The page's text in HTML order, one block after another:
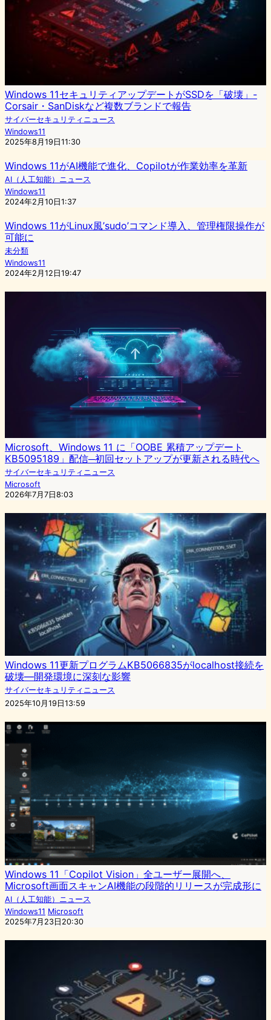
Windows 11セキュリティアップデートがSSDを「破壊」-
Corsair・SanDiskなど複数ブランドで報告
サイバーセキュリティニュース
Windows11
2025年8月19日11:30
Windows 11がAI機能で進化、Copilotが作業効率を革新
AI（人工知能）ニュース
Windows11
2024年2月10日1:37
Windows 11がLinux風’sudo’コマンド導入、管理権限操作が
可能に
未分類
Windows11
2024年2月12日19:47
Microsoft、Windows 11 に「OOBE 累積アップデート
KB5095189」配信─初回セットアップが更新される時代へ
サイバーセキュリティニュース
Microsoft
2026年7月7日8:03
Windows 11更新プログラムKB5066835がlocalhost接続を
破壊―開発環境に深刻な影響
サイバーセキュリティニュース
2025年10月19日13:59
Windows 11「Copilot Vision」全ユーザー展開へ、
Microsoft画面スキャンAI機能の段階的リリースが完成形に
AI（人工知能）ニュース
Windows11 Microsoft
2025年7月23日20:30